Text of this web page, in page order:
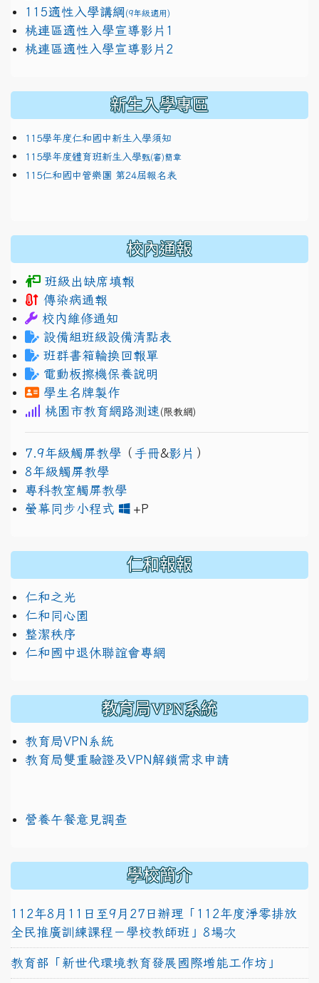
115適性入學講綱 (9年級適用)
link to https://docs.google.com/presentation/d/
桃連區適性入學宣導影片1
link to https://docs.google.com/presentation/d/
桃連區適性入學宣導影片2
新生入學專區
115學年度仁和國中新生入學須知
115學年度體育班新生入學甄(審)簡章
115仁和國中管樂團 第24屆報名表
校內通報
班級出缺席填報
傳染病通報
校內維修通知
設備組班級設備清點表
班群書箱輪換回報單
電動板擦機保養說明
學生名牌製作
桃園市教育網路測速 (限教網)
7.9年級觸屏教學 （ 手冊&影片 ）
8年級觸屏教學
專科教室觸屏教學
螢幕同步小程式
+P
仁和報報
仁和之光
仁和同心園
整潔秩序
仁和國中退休聯誼會專網
教育局VPN系統
教育局VPN系統
教育局雙重驗證及VPN解鎖需求申請
營養午餐意見調查
學校簡介
112年8月11日至9月27日辦理「112年度淨零排放
全民推廣訓練課程－學校教師班」8場次
教育部「新世代環境教育發展國際增能工作坊」